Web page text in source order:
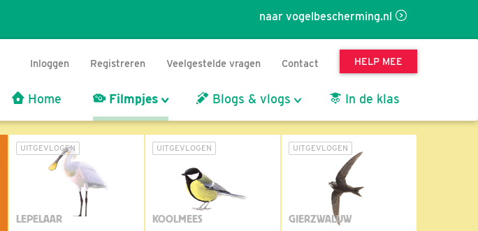
naar vogelbescherming.nl
Inloggen Registreren Veelgestelde vragen Contact HELP MEE
Home Filmpjes Blogs & vlogs In de klas
UITGEVLOGEN
LEPELAAR
UITGEVLOGEN
KOOLMEES
UITGEVLOGEN
GIERZWALUW